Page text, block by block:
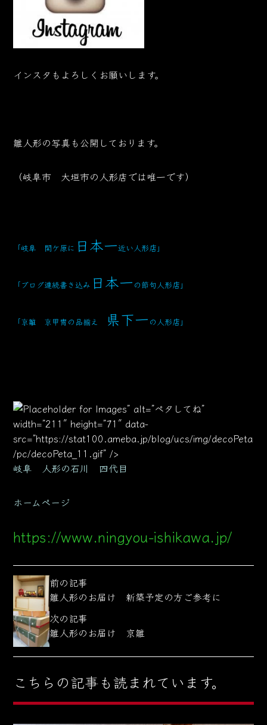
インスタもよろしくお願いします。
雛人形の写真も公開しております。
（岐阜市 大垣市の人形店では唯一です）
「岐阜 関ケ原に 日本一近い人形店 」
「ブログ連続書き込み 日本一 の節句人形店」
「京雛 京甲冑の品揃え 県下一 の人形店」
” alt=”ペタしてね”
width=”211″ height=”71″ data-
src=”https://stat100.ameba.jp/blog/ucs/img/decoPeta
/pc/decoPeta_11.gif” />
岐阜 人形の石川 四代目
ホームページ
https://www.ningyou-ishikawa.jp/
前の記事
雛人形のお届け 新築予定の方ご参考に
次の記事
雛人形のお届け 京雛
こちらの記事も読まれています。